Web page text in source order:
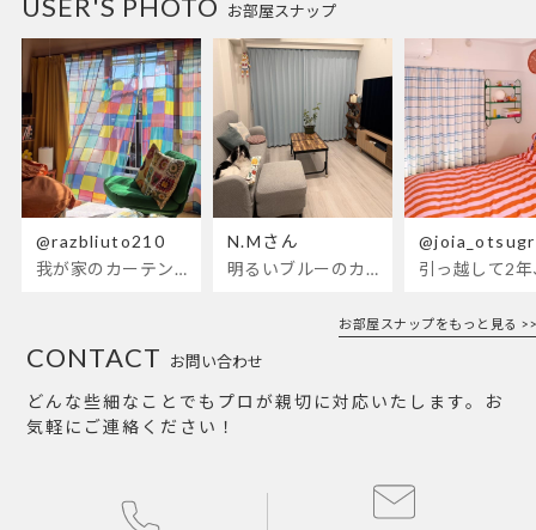
お部屋スナップ
@razbliuto210
我が家のカーテンが新しくなりました🌼早起きが超絶苦手な私が、思わず朝カーテンを開けて光合成するようになったステンドグラスカーテン…！
N.Mさん
明るいブルーのカーテンで、部屋全体が明るく。白を基調とした部屋にぴったりです。
お部屋スナップをもっと見る >>
お問い合わせ
CONTACT
どんな些細なことでもプロが親切に対応いたします。お
気軽にご連絡ください！